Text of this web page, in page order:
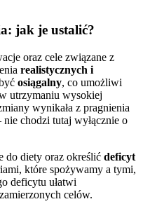
jak je ustalić?
oraz cele związane z
realistycznych i
osiągalny, co umożliwi
utrzymaniu wysokiej
wynikała z pragnienia
nie chodzi tutaj wyłącznie o
do diety oraz określić deficyt
które spożywamy a tymi,
deficytu ułatwi
celów.